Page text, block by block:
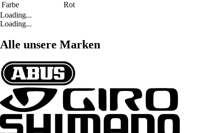
Farbe
Rot
Loading...
Loading...
Alle unsere Marken